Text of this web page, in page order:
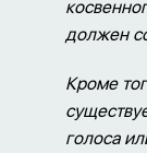
должен
Кроме
голоса